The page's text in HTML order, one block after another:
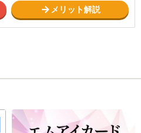
メリット解説